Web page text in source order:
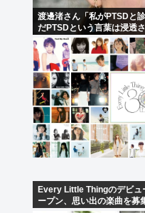
渡邊渚さん「私がPTSDと
だPTSDという言葉は浸透
Every Little Thingのデビュ
ープン、思い出の楽曲を募